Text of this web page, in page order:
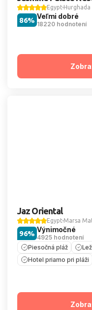
Egypt Hurghada
Veľmi dobré
18220 hodnotení
86%
Jaz Oriental
Egypt Marsa
Výnimočné
4925 hodnotení
96%
Piesočná pláž
Hotel priamo pri pláži